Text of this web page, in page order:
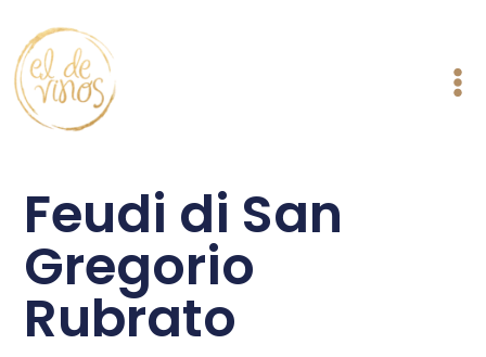
contenido
Feudi di San
Gregorio
Rubrato